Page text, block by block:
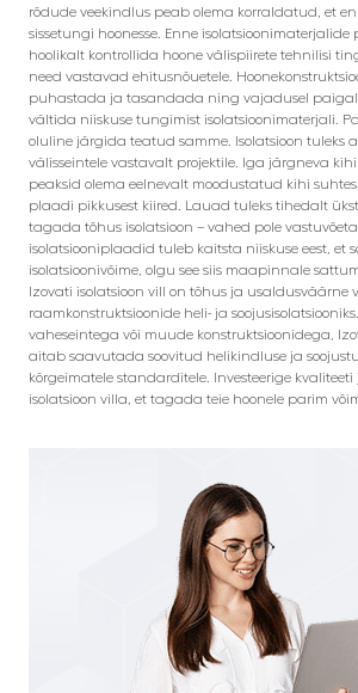
rõdude veekindlus peab olema korraldatud, et
sissetungi hoonesse. Enne
hoolikalt kontrollida hoone välispiirete tehnilisi
need vastavad ehitusnõuetele.
puhastada ja tasandada ning vajadusel
vältida niiskuse tungimist isolatsioonimaterjali.
oluline järgida teatud samme. Isolatsioon tuleks
välisseintele vastavalt projektile. Iga järgneva
peaksid olema eelnevalt moodustatud kihi
plaadi pikkusest kiired. Lauad tuleks tihedalt
tagada tõhus isolatsioon – vahed pole
isolatsiooniplaadid tuleb kaitsta niiskuse eest, et
isolatsioonivõime, olgu see siis maapinnale
Izovati isolatsioon vill on tõhus ja usaldusväärne
raamkonstruktsioonide heli- ja
vaheseintega või muude konstruktsioonidega,
aitab saavutada soovitud helikindluse ja
kõrgeimatele standarditele. Investeerige
isolatsioon villa, et tagada teie hoonele parim